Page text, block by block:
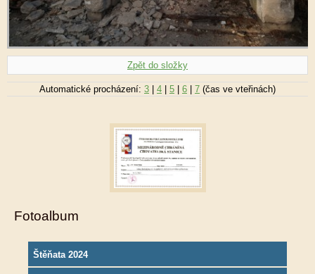
Zpět do složky
Automatické procházení: 3 4 5 6 7 (čas ve vteřinách)
Fotoalbum
Štěňata 2024